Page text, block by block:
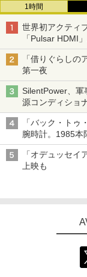
1時間
世界初アクティ
「Pulsar HDMI
「借りぐらし
第一夜
SilentPower、
源コンディショ
「バック・ト
腕時計。1985本
「オデュッセ
上映も